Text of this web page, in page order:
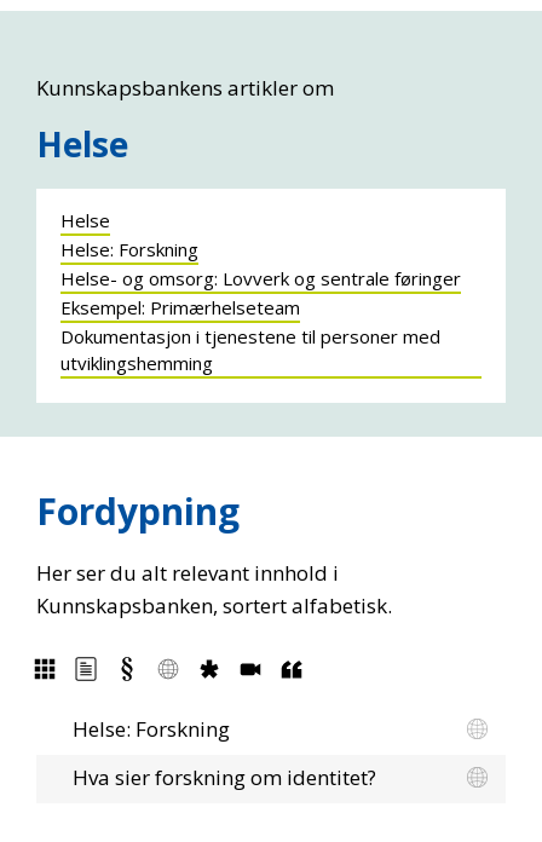
Kunnskapsbankens artikler om
Helse
Helse
Helse: Forskning
Helse- og omsorg: Lovverk og sentrale føringer
Eksempel: Primærhelseteam
Dokumentasjon i tjenestene til personer med
utviklingshemming
Fordypning
Her ser du alt relevant innhold i
Kunnskapsbanken, sortert alfabetisk.
Helse: Forskning
Hva sier forskning om identitet?